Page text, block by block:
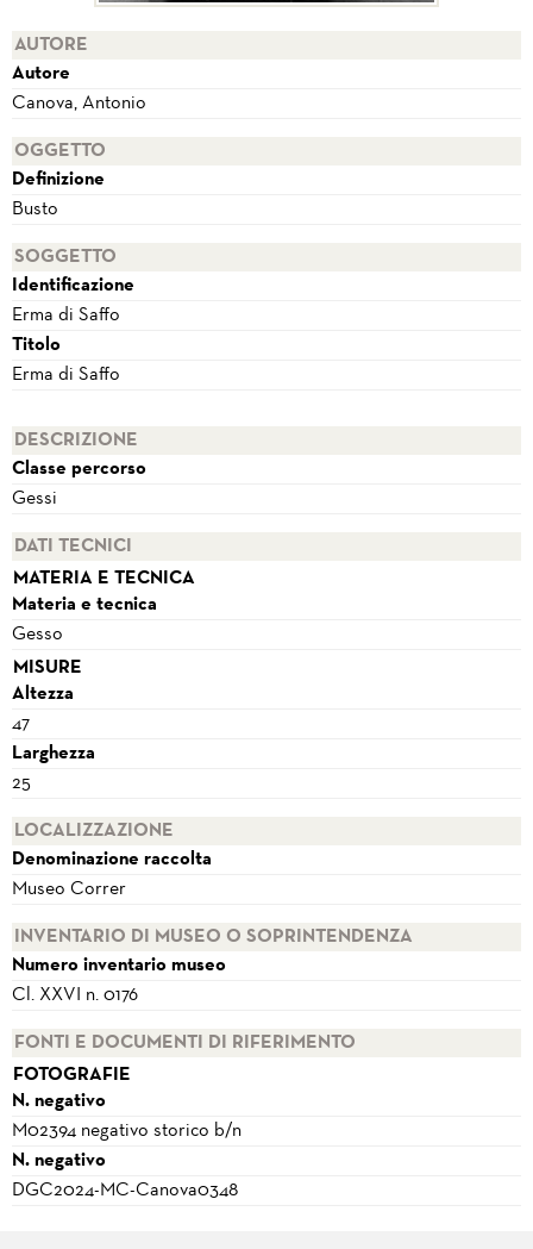
AUTORE
Autore
Canova, Antonio
OGGETTO
Definizione
Busto
SOGGETTO
Identificazione
Erma di Saffo
Titolo
Erma di Saffo
DESCRIZIONE
Classe percorso
Gessi
DATI TECNICI
MATERIA E TECNICA
Materia e tecnica
Gesso
MISURE
Altezza
47
Larghezza
25
LOCALIZZAZIONE
Denominazione raccolta
Museo Correr
INVENTARIO DI MUSEO O SOPRINTENDENZA
Numero inventario museo
Cl. XXVI n. 0176
FONTI E DOCUMENTI DI RIFERIMENTO
FOTOGRAFIE
N. negativo
M02394 negativo storico b/n
N. negativo
DGC2024-MC-Canova0348